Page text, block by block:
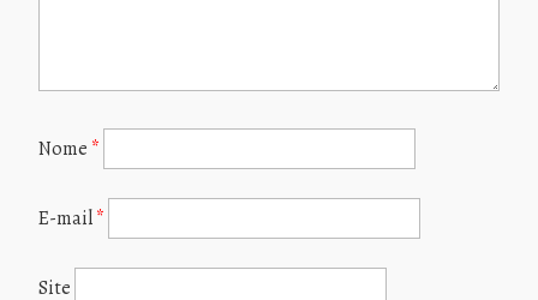
Nome *
E-mail*
Site